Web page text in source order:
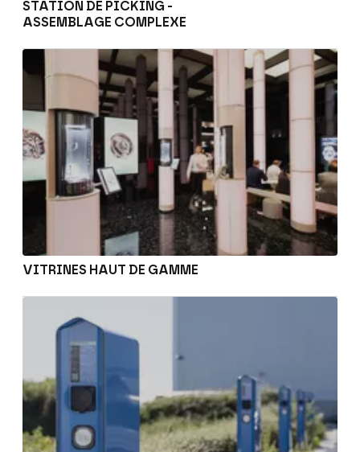
STATION DE PICKING -
ASSEMBLAGE COMPLEXE
VITRINES HAUT DE GAMME